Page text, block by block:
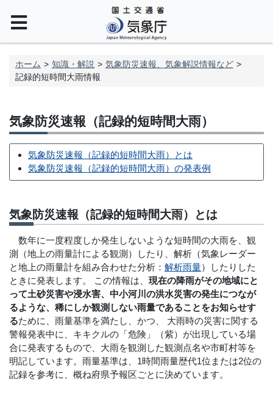
ホーム 知識・解説
気象防災速報、気象解説情報など
記録的短時間大雨情報
気象防災速報（記録的短時間大雨）
気象防災速報（記録的短時間大雨）とは
気象防災速報（記録的短時間大雨）の発表例
気象防災速報（記録的短時間大雨）とは
数年に一度程度しか発生しないような短時間の大雨を、観
測（地上の雨量計による観測）したり、解析（気象レーダー
と地上の雨量計を組み合わせた分析： 解析雨量）したりした
ときに発表します。 この情報は、 現在の降雨がその地域にと
って土砂災害や浸水害、中小河川の洪水災害の発生につなが
るような、稀にしか観測しない雨量であることをお知らせす
るために、雨量基準を満たし、かつ、 大雨時の災害に関する
警報発表中に、キキクルの「危険」（紫）が出現している場
合に発表するもので、大雨を観測した観測点名や市町村等を
明記しています。雨量基準は、1時間雨量歴代1位または2位の
記録を参考に、概ね府県予報区ごとに決めています。